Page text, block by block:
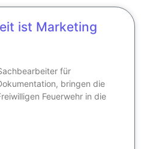
ist Marketing
für
bringen die
Feuerwehr in die